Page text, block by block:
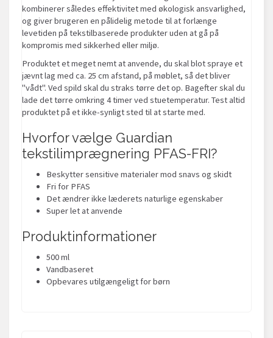
kombinerer således effektivitet med økologisk ansvarlighed,
og giver brugeren en pålidelig metode til at forlænge
levetiden på tekstilbaserede produkter uden at gå på
kompromis med sikkerhed eller miljø.
Produktet et meget nemt at anvende, du skal blot spraye et
jævnt lag med ca. 25 cm afstand, på møblet, så det bliver
"vådt". Ved spild skal du straks tørre det op. Bagefter skal du
lade det tørre omkring 4 timer ved stuetemperatur. Test altid
produktet på et ikke-synligt sted til at starte med.
Hvorfor vælge Guardian
tekstilimprægnering PFAS-FRI?
Beskytter sensitive materialer mod snavs og skidt
Fri for PFAS
Det ændrer ikke læderets naturlige egenskaber
Super let at anvende
Produktinformationer
500 ml
Vandbaseret
Opbevares utilgængeligt for børn